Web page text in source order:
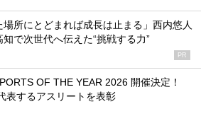
場所にとどまれば成長は止まる」西内悠人
で次世代へ伝えた“挑戦する力”
PR
OF THE YEAR 2026 開催決定！
表するアスリートを表彰